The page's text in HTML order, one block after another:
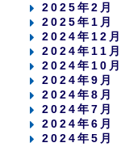
2025年2月
2025年1月
2024年12月
2024年11月
2024年10月
2024年9月
2024年8月
2024年7月
2024年6月
2024年5月